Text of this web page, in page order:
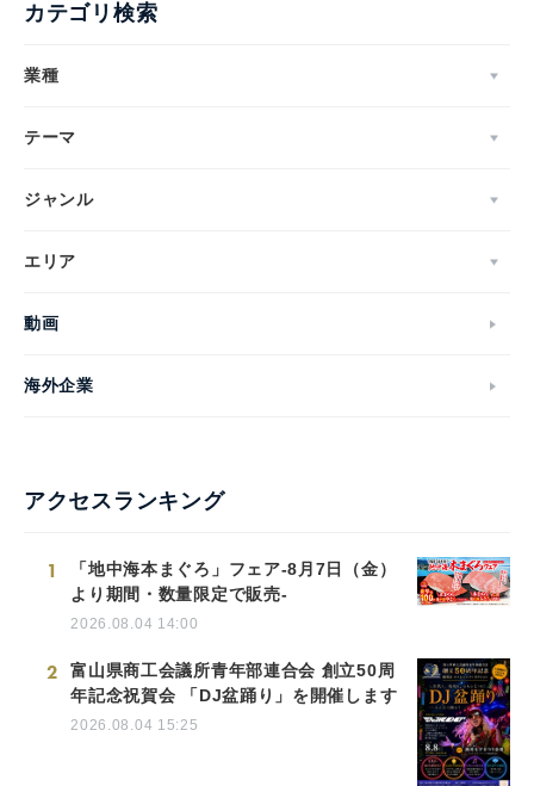
カテゴリ検索
業種
テーマ
ジャンル
エリア
動画
海外企業
アクセスランキング
1
「地中海本まぐろ」フェア-8月7日（金）
より期間・数量限定で販売-
2026.08.04 14:00
2
富山県商工会議所青年部連合会 創立50周
年記念祝賀会 「DJ盆踊り」を開催します
2026.08.04 15:25